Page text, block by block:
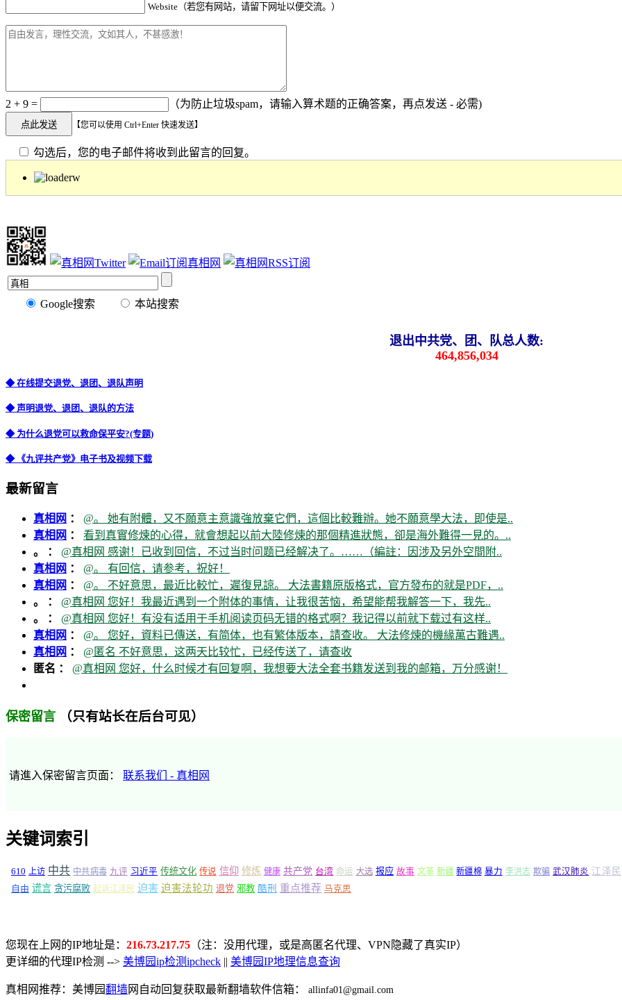
Website（若您有网站，请留下网址以便交流。）
2 + 9 = （为防止垃圾spam，请输入算术题的正确答案，再点发送 - 必需)
【您可以使用 Ctrl+Enter 快速发送】
勾选后，您的电子邮件将收到此留言的回复。
Google搜索 本站搜索
退出中共党、团、队总人数:
464,856,034
◆ 在线提交退党、退团、退队声明
◆ 声明退党、退团、退队的方法
◆ 为什么退党可以救命保平安?(专题)
◆ 《九评共产党》电子书及视频下载
最新留言
真相网 ： @。 她有附體，又不願意主意識強放棄它們，這個比較難辦。她不願意學大法，即使是..
真相网 ： 看到真實修煉的心得，就會想起以前大陸修煉的那個精進狀態，卻是海外難得一見的。..
。 ： @真相网 感谢！已收到回信，不过当时问题已经解决了。……（編註：因涉及另外空間附..
真相网 ： @。 有回信，请参考，祝好！
真相网 ： @。 不好意思，最近比較忙，遲復見諒。 大法書籍原版格式，官方發布的就是PDF，..
。 ： @真相网 您好！我最近遇到一个附体的事情，让我很苦恼，希望能帮我解答一下，我先..
。 ： @真相网 您好！有没有适用于手机阅读页码无错的格式啊？我记得以前就下载过有这样..
真相网 ： @。 您好，資料已傳送，有简体，也有繁体版本，請查收。 大法修煉的機緣萬古難遇..
真相网 ： @匿名 不好意思，这两天比较忙，已经传送了，请查收
匿名 ： @真相网 您好，什么时候才有回复啊，我想要大法全套书籍发送到我的邮箱，万分感谢！
保密留言 （只有站长在后台可见）
请進入保密留言页面： 联系我们 - 真相网
关键词索引
610 上访 中共 中共病毒 九评 习近平 传统文化 传说 信仰 修炼 健康 共产党 台湾 命运 大选 报应 故事 文革 新疆 新疆棉 暴力 李洪志 欺骗 武汉肺炎 江泽民
自由 谎言 贪污腐败 起诉江泽民 迫害 迫害法轮功 退党 邪教 酷刑 重点推荐 马克思
您现在上网的IP地址是： 216.73.217.75 （注：没用代理，或是高匿名代理、VPN隐藏了真实IP）
更详细的代理IP检测 --> 美博园ip检测ipcheck 美博园IP地理信息查询
真相网推荐：美博园翻墙网自动回复获取最新翻墙软件信箱： allinfa01@gmail.com